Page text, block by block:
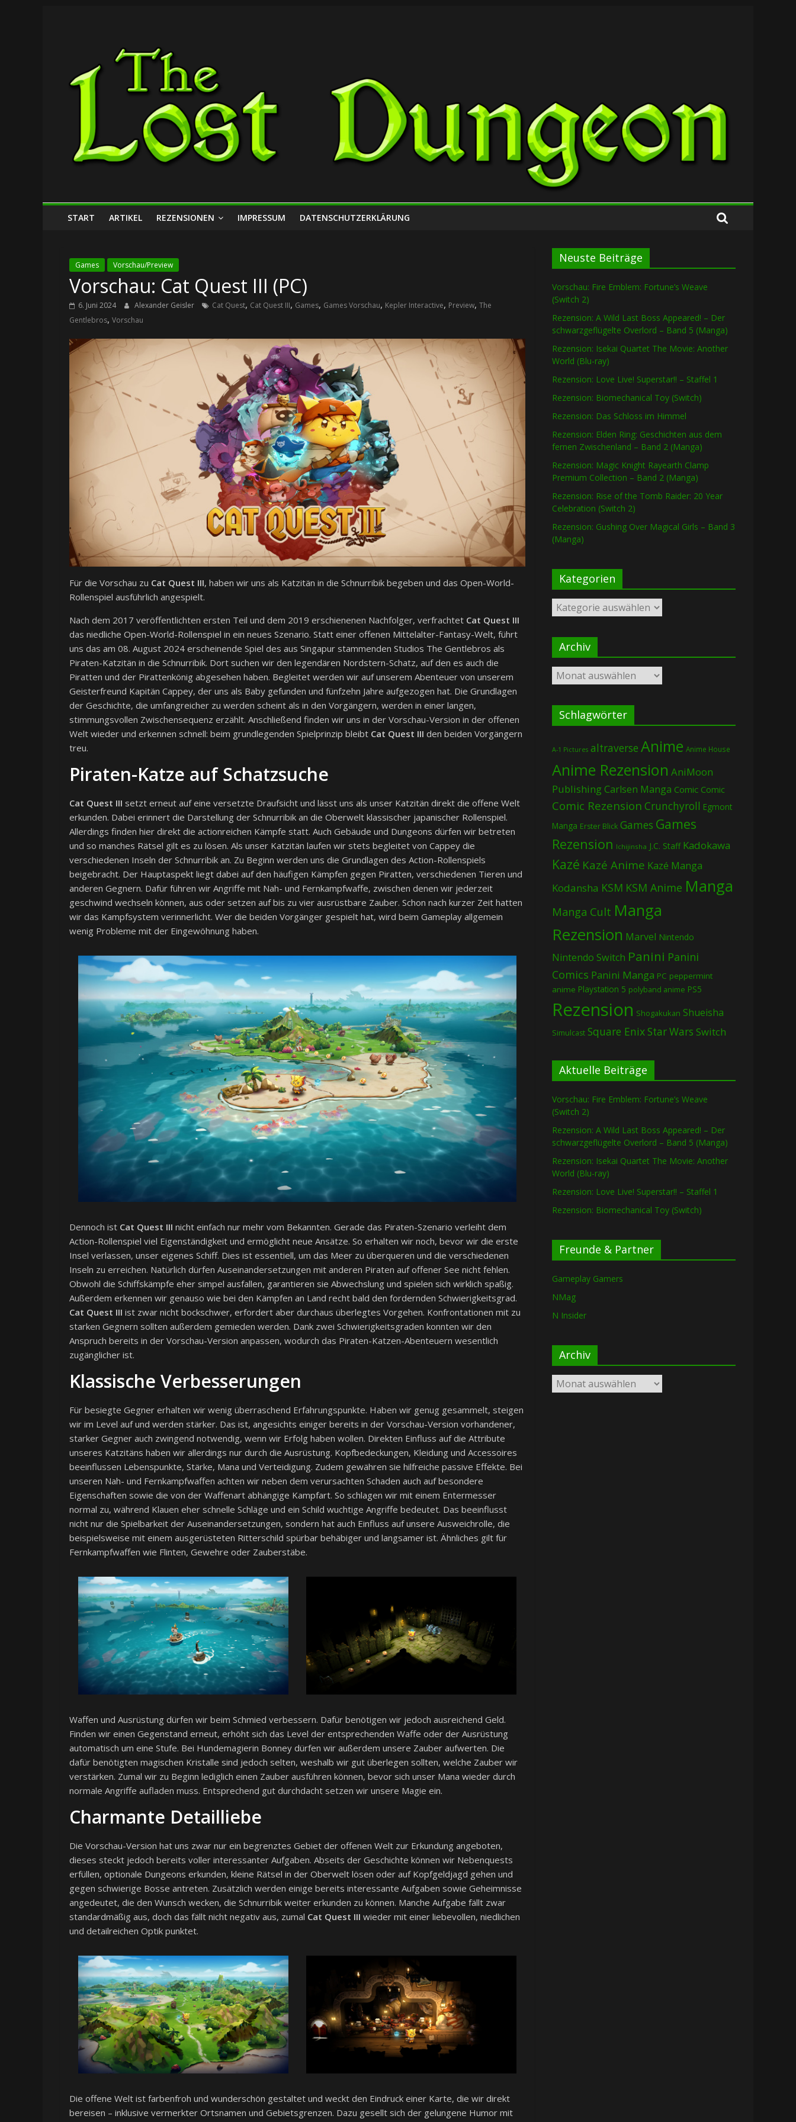
Lost
Dungeon
START ARTIKEL REZENSIONEN IMPRESSUM DATENSCHUTZERKLÄRUNG
Games Vorschau/Preview
Vorschau: Cat Quest III (PC)
6. Juni 2024 Alexander Geisler Cat Quest, Cat Quest III, Games, Games Vorschau, Kepler Interactive, Preview, The
Gentlebros, Vorschau
Für die Vorschau zu Cat Quest III, haben wir uns als Katzitän in die Schnurribik begeben und das Open-World-
Rollenspiel ausführlich angespielt.
Nach dem 2017 veröffentlichten ersten Teil und dem 2019 erschienenen Nachfolger, verfrachtet Cat Quest III
das niedliche Open-World-Rollenspiel in ein neues Szenario. Statt einer offenen Mittelalter-Fantasy-Welt, führt
uns das am 08. August 2024 erscheinende Spiel des aus Singapur stammenden Studios The Gentlebros als
Piraten-Katzitän in die Schnurribik. Dort suchen wir den legendären Nordstern-Schatz, auf den es auch die
Piratten und der Pirattenkönig abgesehen haben. Begleitet werden wir auf unserem Abenteuer von unserem
Geisterfreund Kapitän Cappey, der uns als Baby gefunden und fünfzehn Jahre aufgezogen hat. Die Grundlagen
der Geschichte, die umfangreicher zu werden scheint als in den Vorgängern, werden in einer langen,
stimmungsvollen Zwischensequenz erzählt. Anschließend finden wir uns in der Vorschau-Version in der offenen
Welt wieder und erkennen schnell: beim grundlegenden Spielprinzip bleibt Cat Quest III den beiden Vorgängern
treu.
Piraten-Katze auf Schatzsuche
Cat Quest III setzt erneut auf eine versetzte Draufsicht und lässt uns als unser Katzitän direkt die offene Welt
erkunden. Dabei erinnert die Darstellung der Schnurribik an die Oberwelt klassischer japanischer Rollenspiel.
Allerdings finden hier direkt die actionreichen Kämpfe statt. Auch Gebäude und Dungeons dürfen wir betreten
und so manches Rätsel gilt es zu lösen. Als unser Katzitän laufen wir stets begleitet von Cappey die
verschiedenen Inseln der Schnurribik an. Zu Beginn werden uns die Grundlagen des Action-Rollenspiels
beigebracht. Der Hauptaspekt liegt dabei auf den häufigen Kämpfen gegen Piratten, verschiedenen Tieren und
anderen Gegnern. Dafür führen wir Angriffe mit Nah- und Fernkampfwaffe, zwischen denen wir jederzeit
geschwind wechseln können, aus oder setzen auf bis zu vier ausrüstbare Zauber. Schon nach kurzer Zeit hatten
wir das Kampfsystem verinnerlicht. Wer die beiden Vorgänger gespielt hat, wird beim Gameplay allgemein
wenig Probleme mit der Eingewöhnung haben.
Dennoch ist Cat Quest III nicht einfach nur mehr vom Bekannten. Gerade das Piraten-Szenario verleiht dem
Action-Rollenspiel viel Eigenständigkeit und ermöglicht neue Ansätze. So erhalten wir noch, bevor wir die erste
Insel verlassen, unser eigenes Schiff. Dies ist essentiell, um das Meer zu überqueren und die verschiedenen
Inseln zu erreichen. Natürlich dürfen Auseinandersetzungen mit anderen Piraten auf offener See nicht fehlen.
Obwohl die Schiffskämpfe eher simpel ausfallen, garantieren sie Abwechslung und spielen sich wirklich spaßig.
Außerdem erkennen wir genauso wie bei den Kämpfen an Land recht bald den fordernden Schwierigkeitsgrad.
Cat Quest III ist zwar nicht bockschwer, erfordert aber durchaus überlegtes Vorgehen. Konfrontationen mit zu
starken Gegnern sollten außerdem gemieden werden. Dank zwei Schwierigkeitsgraden konnten wir den
Anspruch bereits in der Vorschau-Version anpassen, wodurch das Piraten-Katzen-Abenteuern wesentlich
zugänglicher ist.
Klassische Verbesserungen
Für besiegte Gegner erhalten wir wenig überraschend Erfahrungspunkte. Haben wir genug gesammelt, steigen
wir im Level auf und werden stärker. Das ist, angesichts einiger bereits in der Vorschau-Version vorhandener,
starker Gegner auch zwingend notwendig, wenn wir Erfolg haben wollen. Direkten Einfluss auf die Attribute
unseres Katzitäns haben wir allerdings nur durch die Ausrüstung. Kopfbedeckungen, Kleidung und Accessoires
beeinflussen Lebenspunkte, Stärke, Mana und Verteidigung. Zudem gewähren sie hilfreiche passive Effekte. Bei
unseren Nah- und Fernkampfwaffen achten wir neben dem verursachten Schaden auch auf besondere
Eigenschaften sowie die von der Waffenart abhängige Kampfart. So schlagen wir mit einem Entermesser
normal zu, während Klauen eher schnelle Schläge und ein Schild wuchtige Angriffe bedeutet. Das beeinflusst
nicht nur die Spielbarkeit der Auseinandersetzungen, sondern hat auch Einfluss auf unsere Ausweichrolle, die
beispielsweise mit einem ausgerüsteten Ritterschild spürbar behäbiger und langsamer ist. Ähnliches gilt für
Fernkampfwaffen wie Flinten, Gewehre oder Zauberstäbe.
Waffen und Ausrüstung dürfen wir beim Schmied verbessern. Dafür benötigen wir jedoch ausreichend Geld.
Finden wir einen Gegenstand erneut, erhöht sich das Level der entsprechenden Waffe oder der Ausrüstung
automatisch um eine Stufe. Bei Hundemagierin Bonney dürfen wir außerdem unsere Zauber aufwerten. Die
dafür benötigten magischen Kristalle sind jedoch selten, weshalb wir gut überlegen sollten, welche Zauber wir
verstärken. Zumal wir zu Beginn lediglich einen Zauber ausführen können, bevor sich unser Mana wieder durch
normale Angriffe aufladen muss. Entsprechend gut durchdacht setzen wir unsere Magie ein.
Charmante Detailliebe
Die Vorschau-Version hat uns zwar nur ein begrenztes Gebiet der offenen Welt zur Erkundung angeboten,
dieses steckt jedoch bereits voller interessanter Aufgaben. Abseits der Geschichte können wir Nebenquests
erfüllen, optionale Dungeons erkunden, kleine Rätsel in der Oberwelt lösen oder auf Kopfgeldjagd gehen und
gegen schwierige Bosse antreten. Zusätzlich werden einige bereits interessante Aufgaben sowie Geheimnisse
angedeutet, die den Wunsch wecken, die Schnurribik weiter erkunden zu können. Manche Aufgabe fällt zwar
standardmäßig aus, doch das fällt nicht negativ aus, zumal Cat Quest III wieder mit einer liebevollen, niedlichen
und detailreichen Optik punktet.
Die offene Welt ist farbenfroh und wunderschön gestaltet und weckt den Eindruck einer Karte, die wir direkt
bereisen – inklusive vermerkter Ortsnamen und Gebietsgrenzen. Dazu gesellt sich der gelungene Humor mit
Neuste Beiträge
Vorschau: Fire Emblem: Fortune’s Weave
(Switch 2)
Rezension: A Wild Last Boss Appeared! – Der
schwarzgeflügelte Overlord – Band 5 (Manga)
Rezension: Isekai Quartet The Movie: Another
World (Blu-ray)
Rezension: Love Live! Superstar!! – Staffel 1
Rezension: Biomechanical Toy (Switch)
Rezension: Das Schloss im Himmel
Rezension: Elden Ring: Geschichten aus dem
fernen Zwischenland – Band 2 (Manga)
Rezension: Magic Knight Rayearth Clamp
Premium Collection – Band 2 (Manga)
Rezension: Rise of the Tomb Raider: 20 Year
Celebration (Switch 2)
Rezension: Gushing Over Magical Girls – Band 3
(Manga)
Kategorien
Kategorien
Archiv
Archiv
Schlagwörter
A-1 Pictures altraverse Anime Anime House
Anime Rezension AniMoon
PublishingCarlsen Manga Comic Comic
Comic Rezension Crunchyroll Egmont
Manga Erster Blick Games Games
Rezension Ichijinsha J.C. Staff Kadokawa
Kazé Kazé Anime Kazé Manga
Kodansha KSM KSM Anime Manga
Manga Cult Manga
Rezension Marvel Nintendo
Nintendo Switch Panini Panini
Comics Panini Manga PC peppermint
anime Playstation 5 polyband anime PS5
Rezension Shogakukan Shueisha
Simulcast Square EnixStar Wars Switch
Aktuelle Beiträge
Vorschau: Fire Emblem: Fortune’s Weave
(Switch 2)
Rezension: A Wild Last Boss Appeared! – Der
schwarzgeflügelte Overlord – Band 5 (Manga)
Rezension: Isekai Quartet The Movie: Another
World (Blu-ray)
Rezension: Love Live! Superstar!! – Staffel 1
Rezension: Biomechanical Toy (Switch)
Freunde & Partner
Gameplay Gamers
NMag
N Insider
Archiv
Archiv